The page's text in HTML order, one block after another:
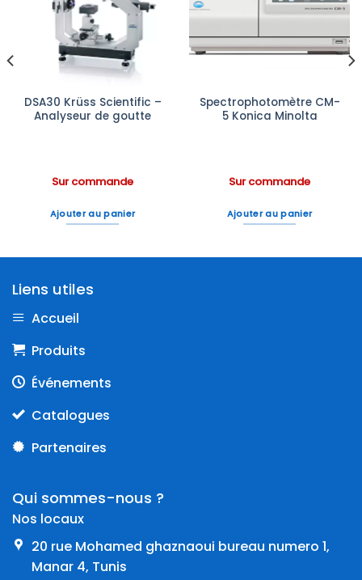
à la liste
d’envies
DSA30 Krüss Scientific –
Analyseur de goutte
Sur commande
Ajouter au panier
à la liste
Spectrophotomètre CM-
5 Konica Minolta
Sur commande
Ajouter au panier
Liens utiles
Accueil
Produits
Événements
Catalogues
Partenaires
Qui sommes-nous ?
Nos locaux
20 rue Mohamed ghaznaoui bureau numero 1,
Manar 4, Tunis